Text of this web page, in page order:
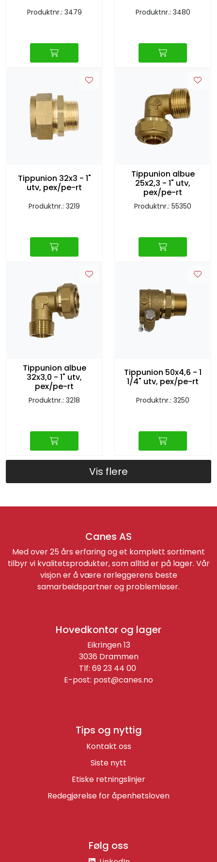
Produktnr.: 3479 Produktnr.: 3480
Tippunion 32x3 - 1"
utv, pex/pe-rt
Produktnr.: 3219
Tippunion albue
25x2,3 - 1" utv,
pex/pe-rt
Produktnr.: 55350
Tippunion albue
32x3,0 - 1" utv,
pex/pe-rt
Produktnr.: 3218
Tippunion 50x4,6 - 1
1/4" utv, pex/pe-rt
Produktnr.: 3250
Vis flere
Canes AS
Med over 25 års erfaring og et komplett sortiment
tilbyr vi kvalitetsprodukter, som alltid er på lager. Vår
visjon er å være rørleggerens beste
samarbeidspartner og problemløser.
Tips og nyttig
Kontakt oss
Siste nytt
Etiske retningslinjer
Redegjørelse for åpenhetsloven
Følg oss
Hovedkontor og lager
Eikringen 13
3036 Drammen
Tlf: 69 23 44 00
E-post: post@canes.no